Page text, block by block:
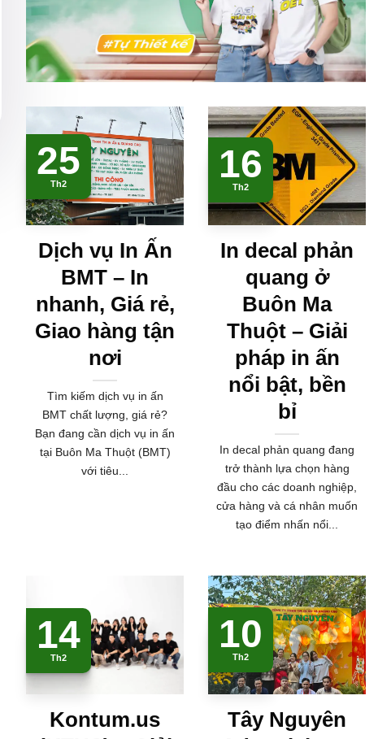
Dịch vụ In Ấn
BMT – In
nhanh, Giá rẻ,
Giao hàng tận
nơi
Tìm kiếm dịch vụ in ấn
BMT chất lượng, giá rẻ?
Bạn đang cần dịch vụ in ấn
tại Buôn Ma Thuột (BMT)
với tiêu...
25
Th2
In decal phản
quang ở
Buôn Ma
Thuột – Giải
pháp in ấn
nổi bật, bền
bỉ
In decal phản quang đang
trở thành lựa chọn hàng
đầu cho các doanh nghiệp,
cửa hàng và cá nhân muốn
tạo điểm nhấn nổi...
16
Th2
Kontum.us
14
Th2
Tây Nguyên
10
Th2